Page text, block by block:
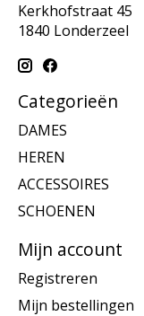
Kerkhofstraat 45
1840 Londerzeel
Categorieën
DAMES
HEREN
ACCESSOIRES
SCHOENEN
Mijn account
Registreren
Mijn bestellingen